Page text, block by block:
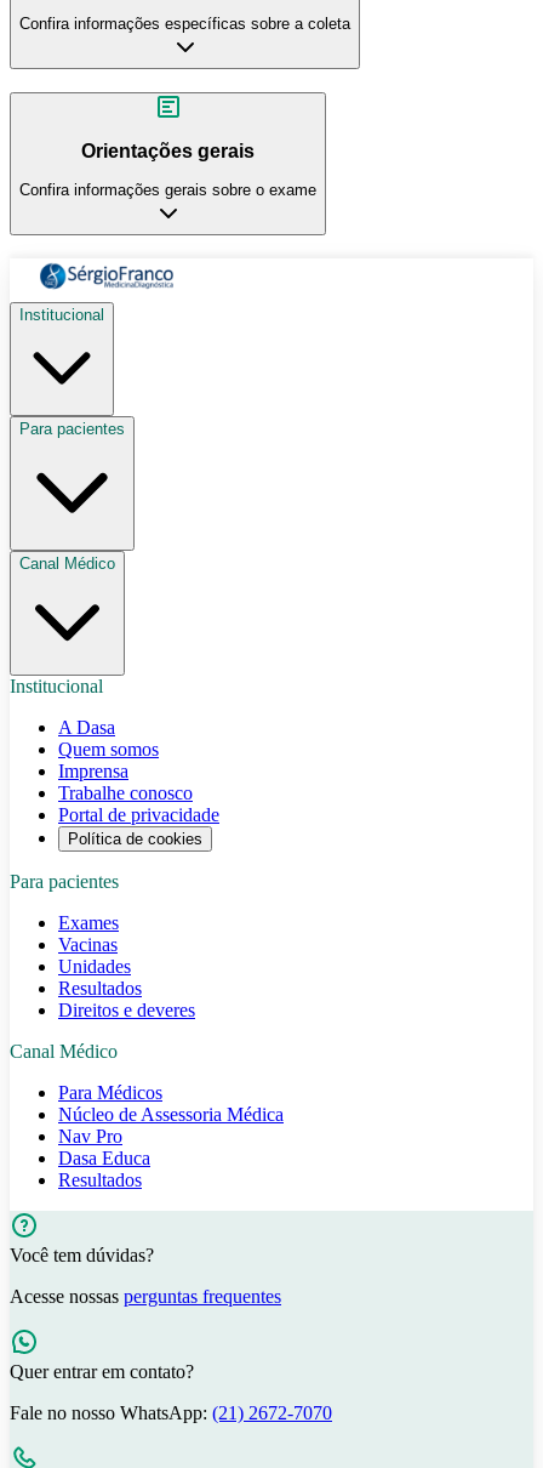
Confira informações específicas sobre a coleta
Orientações gerais
Confira informações gerais sobre o exame
Institucional
Para pacientes
Canal Médico
Institucional
A Dasa
Quem somos
Imprensa
Trabalhe conosco
Portal de privacidade
Política de cookies
Para pacientes
Exames
Vacinas
Unidades
Resultados
Direitos e deveres
Canal Médico
Para Médicos
Núcleo de Assessoria Médica
Nav Pro
Dasa Educa
Resultados
Você tem dúvidas?
Acesse nossas perguntas frequentes
Quer entrar em contato?
Fale no nosso WhatsApp: (21) 2672-7070